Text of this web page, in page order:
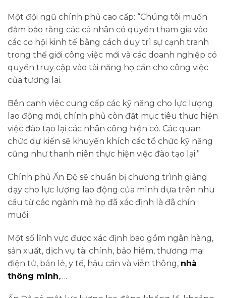
Một đội ngũ chính phủ cao cấp: “Chúng tôi muốn
đảm bảo rằng các cá nhân có quyền tham gia vào
các cơ hội kinh tế bằng cách duy trì sự cạnh tranh
trong thế giới công việc mới và các doanh nghiệp có
quyền truy cập vào tài năng họ cần cho công việc
của tương lai.
Bên cạnh việc cung cấp các kỹ năng cho lực lượng
lao động mới, chính phủ còn đặt mục tiêu thực hiện
việc đào tạo lại các nhân công hiện có. Các quan
chức dự kiến ​​sẽ khuyến khích các tổ chức kỹ năng
cũng như thanh niên thực hiện việc đào tạo lại.”
Chính phủ Ấn Độ sẽ chuẩn bị chương trình giảng
dạy cho lực lượng lao động của mình dựa trên nhu
cầu từ các ngành mà họ đã xác định là đã chín
muồi.
Một số lĩnh vực được xác định bao gồm ngân hàng,
sản xuất, dịch vụ tài chính, bảo hiểm, thương mại
điện tử, bán lẻ, y tế, hậu cần và viễn thông, nhà
thông minh,….